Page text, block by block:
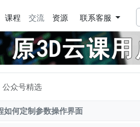
课程 交流 资源 联系客服
公众号精选
如何定制参数操作界面